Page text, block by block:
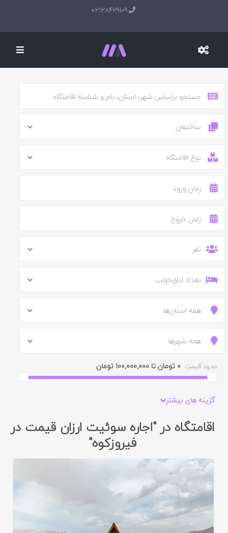
02128429109
ساختمان
نوع اقامتگاه
نفر
تعداد اتاق‌خواب
همه استان‌ها
همه شهرها
حدود قیمت: 0 تومان تا 100,000,000 تومان
گزینه های بیشتر
اقامتگاه در "اجاره سوئیت ارزان قیمت در
فیروزکوه"